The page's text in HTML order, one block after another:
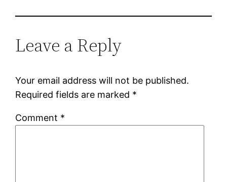
Leave a Reply
Your email address will not be published.
Required fields are marked *
Comment *